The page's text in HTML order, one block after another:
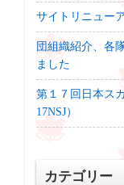
サイトリニュー
団組織紹介、各
ました
第１７回日本ス
17NSJ）
カテゴリー